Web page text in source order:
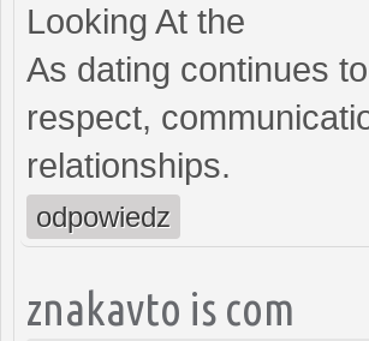
Looking At the
As dating continues
respect,
relationships.
odpowiedz
znakavto is com